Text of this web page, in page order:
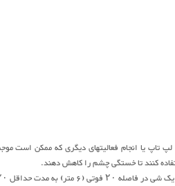
لپ تاپ یا انجام فعالیتهای دیگری که